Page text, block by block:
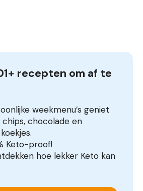
recepten om af te
weekmenu’s geniet
chocolade en
Keto-proof!
hoe lekker Keto kan